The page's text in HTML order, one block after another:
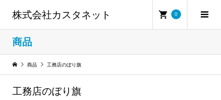
株式会社カスタネット 0
商品
商品 工務店のぼり旗
工務店のぼり旗